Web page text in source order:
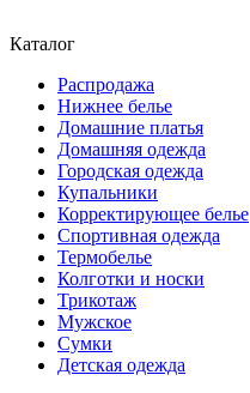
Каталог
Распродажа
Нижнее белье
Домашние платья
Домашняя одежда
Городская одежда
Купальники
Корректирующее белье
Спортивная одежда
Термобелье
Колготки и носки
Трикотаж
Мужское
Сумки
Детская одежда